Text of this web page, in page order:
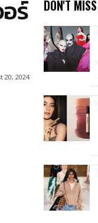
ร์
20, 2024
DON'T MISS